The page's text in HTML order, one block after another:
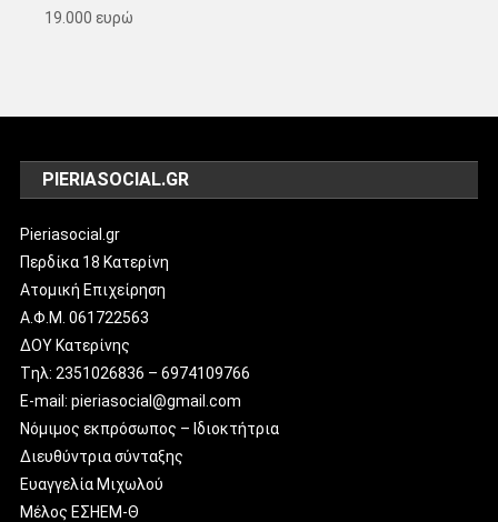
19.000 ευρώ
PIERIASOCIAL.GR
Pieriasocial.gr
Περδίκα 18 Κατερίνη
Ατομική Επιχείρηση
Α.Φ.Μ. 061722563
ΔΟΥ Κατερίνης
Tηλ: 2351026836 – 6974109766
E-mail: pieriasocial@gmail.com
Νόμιμος εκπρόσωπος – Ιδιοκτήτρια
Διευθύντρια σύνταξης
Ευαγγελία Μιχωλού
Μέλος ΕΣΗΕΜ-Θ